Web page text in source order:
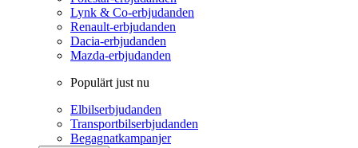
Lynk & Co-erbjudanden
Renault-erbjudanden
Dacia-erbjudanden
Mazda-erbjudanden
Populärt just nu
Elbilserbjudanden
Transportbilserbjudanden
Begagnatkampanjer